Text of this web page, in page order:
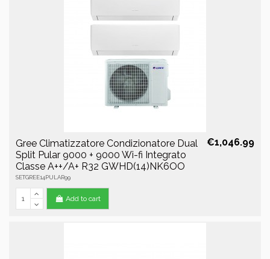
Gree Climatizzatore Condizionatore Dual
Split Pular 9000 + 9000 Wi-fi Integrato
Classe A++/A+ R32 GWHD(14)NK6OO
SETGREE14PULAR99
€1,046.99
Add to cart